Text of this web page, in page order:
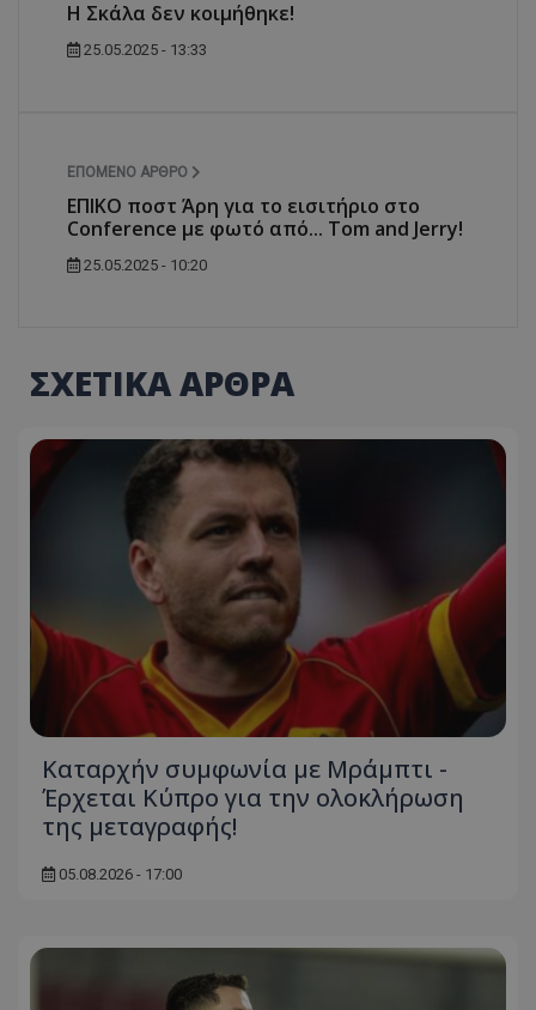
Η Σκάλα δεν κοιμήθηκε!
25.05.2025 - 13:33
ΕΠΌΜΕΝΟ ΆΡΘΡΟ
ΕΠΙΚΟ ποστ Άρη για το εισιτήριο στο
Conference με φωτό από... Tom and Jerry!
25.05.2025 - 10:20
ΣΧΕΤΙΚΑ ΑΡΘΡΑ
Καταρχήν συμφωνία με Μράμπτι -
Έρχεται Κύπρο για την ολοκλήρωση
της μεταγραφής!
05.08.2026 - 17:00